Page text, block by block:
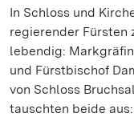
In Schloss und
regierender Fürsten
lebendig:
und Fürstbischof
von Schloss
tauschten beide